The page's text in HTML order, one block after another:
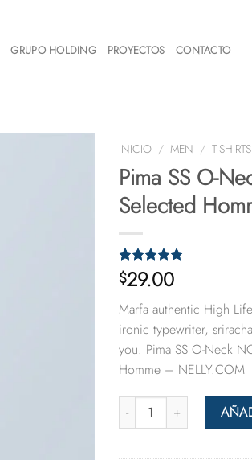
GRUPO HOLDING PROYECTOS CONTACTO
INICIO / MEN / T-SHIRTS
Pima SS O-
Selected
Valorado
con5.00de
1
valoración
de un
cliente
$29.00
Marfa authentic High
ironic typewriter,
you. Pima SS O-Neck
Homme – NELLY.COM
Cantidad